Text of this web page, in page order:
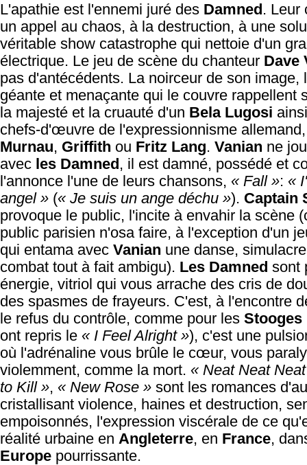
L'apathie est l'ennemi juré des Damned. Leur
un appel au chaos, à la destruction, à une
véritable show catastrophe qui nettoie d'un
électrique. Le jeu de scène du chanteur Dave
pas d'antécédents. La noirceur de son image,
géante et menaçante qui le couvre rappellent
la majesté et la cruauté d'un Bela Lugosi
chefs-d'œuvre de l'expressionnisme
Murnau, Griffith ou Fritz Lang. Vanian ne
avec les Damned, il est damné, possédé et
l'annonce l'une de leurs chansons, « Fall »: «
angel » (« Je suis un ange déchu »). Captain
provoque le public, l'incite à envahir la scène
public parisien n'osa faire, à l'exception d'un
qui entama avec Vanian une danse,
combat tout à fait ambigu). Les Damned sont
énergie, vitriol qui vous arrache des cris de
des spasmes de frayeurs. C'est, à l'encontre
le refus du contrôle, comme pour les Stooges
ont repris le « I Feel Alright »), c'est une
où l'adrénaline vous brûle le cœur, vous
violemment, comme la mort. « Neat Neat
to Kill », « New Rose » sont les romances
cristallisant violence, haines et destruction,
empoisonnés, l'expression viscérale de ce
réalité urbaine en Angleterre, en France,
Europe pourrissante.